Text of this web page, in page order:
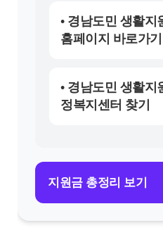
• 경남도민 생활지
홈페이지 바로가기
• 경남도민 생활지
정복지센터 찾기
지원금 총정리 보기